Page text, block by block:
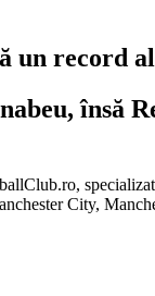
un record
City,